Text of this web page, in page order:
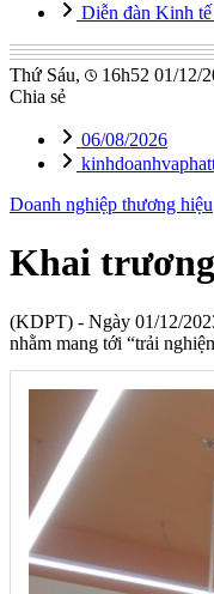
Diễn đàn Kinh
Thứ Sáu,
16h52 01/12/
Chia sẻ
06/08/2026
Doanh nghiệp thương hiệu
Khai
(KDPT) - Ngày 01/12/
nhằm mang tới “trải